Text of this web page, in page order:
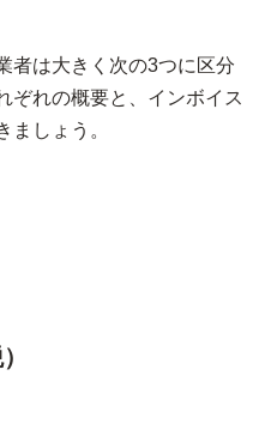
者は大きく次の3つに区分
ぞれの概要と、インボイス
ましょう。